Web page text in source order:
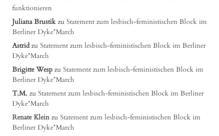
funktionieren
Juliana Brustik zu Statement zum lesbisch-feministischen Block im
Berliner Dyke*March
Astridzu Statement zum lesbisch-feministischen Block im Berliner
Dyke*March
Brigitte Wespzu Statement zum lesbisch-feministischen Block im
Berliner Dyke*March
T.M. zu Statement zum lesbisch-feministischen Block im Berliner
Dyke*March
Renate Kleinzu Statement zum lesbisch-feministischen Block im
Berliner Dyke*March